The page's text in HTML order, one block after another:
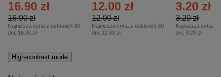
16.90 zł
16.90 zł
Najniższa cena z ostatnich 30
dni: 16.90 zł
12.00 zł
12.00 zł
Najniższa cena z ostatnich 30
dni: 12.00 zł
3.20 zł
3.20 zł
Najniższa cena z
dni: 3.20 zł
High-contrast mode